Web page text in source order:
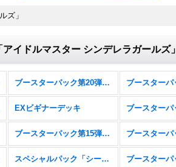
ズ」
イドルマスター シンデレラガールズ」
ブースターパック第20弾「絶傑を継ぐ者」
EXビギナーデッキ
ブースターパック第15弾「絶傑の試練」
スペシャルパック「シーサイド・メモリーズ」